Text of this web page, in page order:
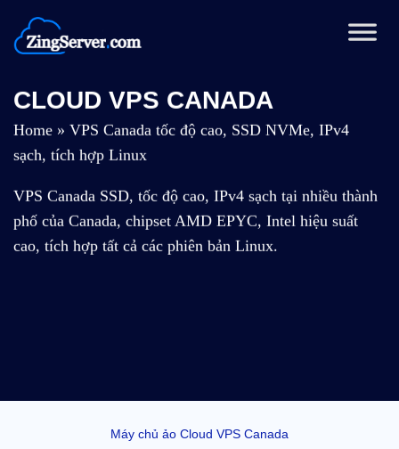
đến
nội
CLOUD VPS CANADA
Home » VPS Canada tốc độ cao, SSD NVMe, IPv4
sạch, tích hợp Linux
VPS Canada SSD, tốc độ cao, IPv4 sạch tại nhiều thành
phố của Canada, chipset AMD EPYC, Intel hiệu suất
cao, tích hợp tất cả các phiên bản Linux.
Máy chủ ảo Cloud VPS Canada